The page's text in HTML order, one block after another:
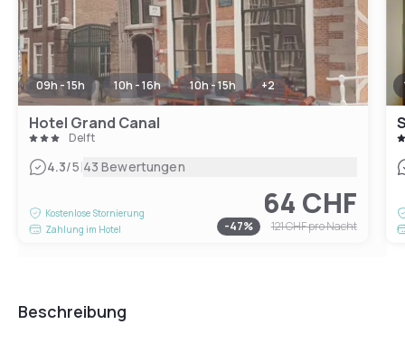
09h - 15h 10h - 16h 10h - 15h +2
Hotel Grand Canal
Delft
4.3/5|43 Bewertungen
Kostenlose Stornierung
Zahlung im Hotel
64 CHF
-47% 121 CHFpro Nacht
Beschreibung